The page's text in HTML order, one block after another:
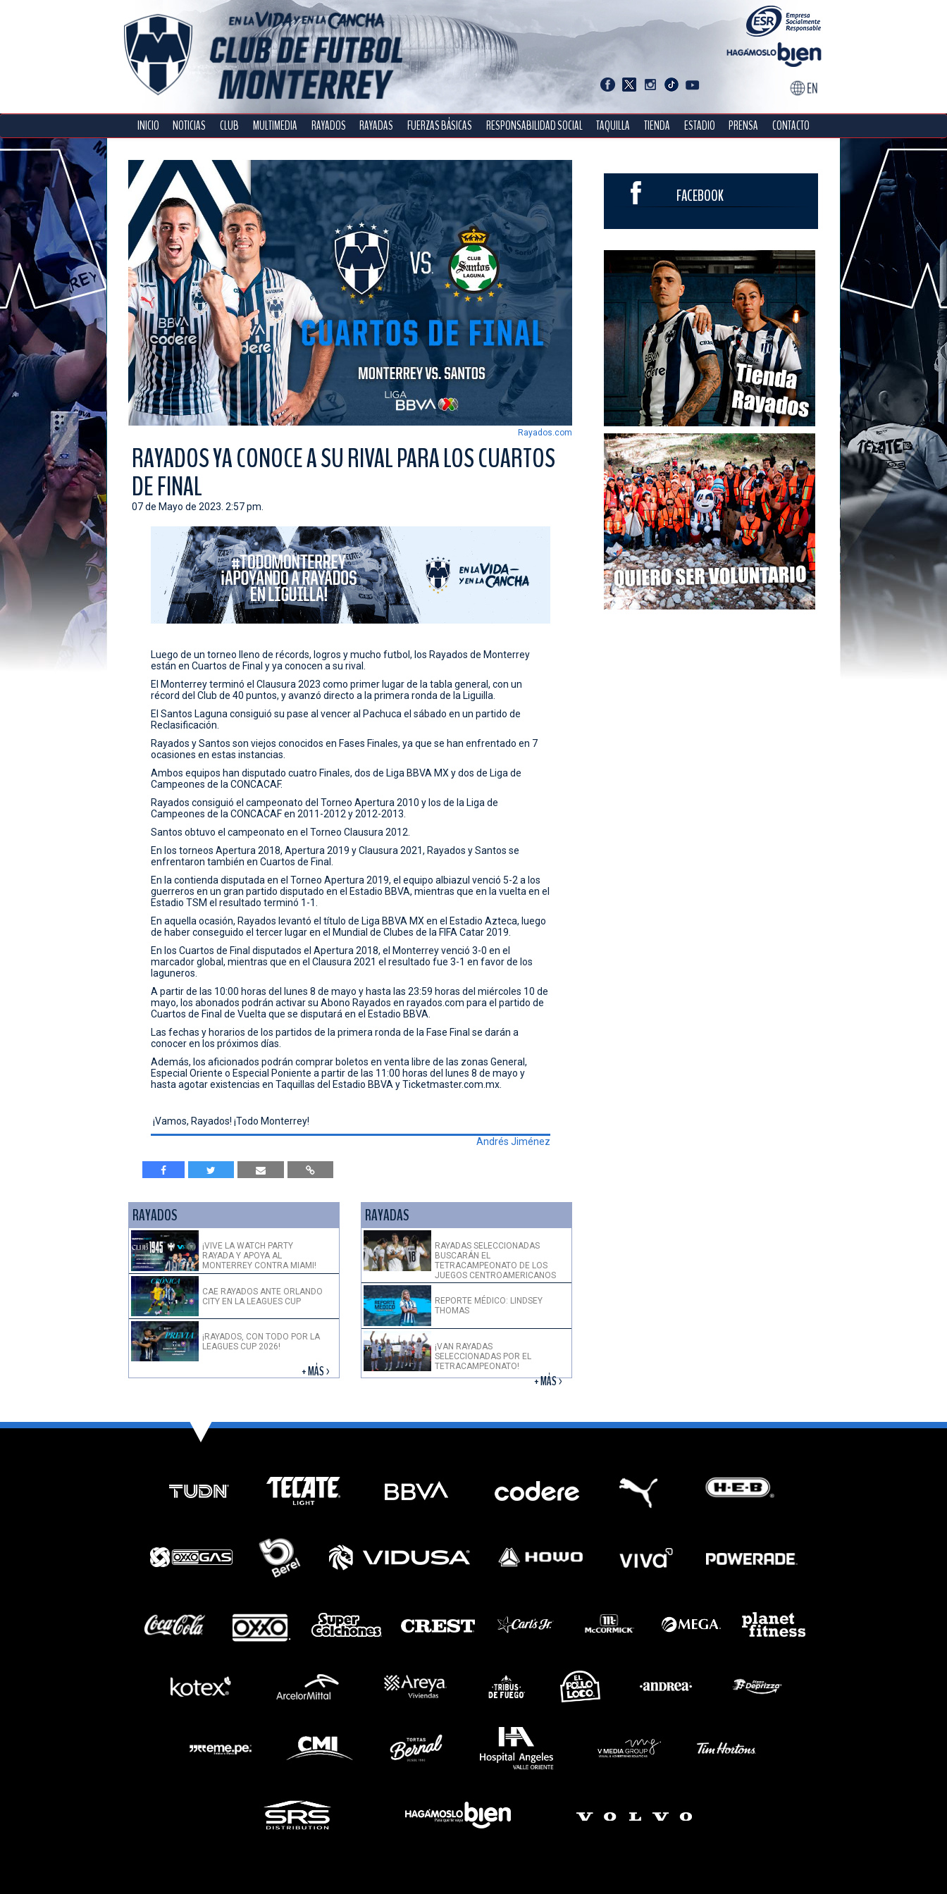
INICIO NOTICIAS CLUB MULTIMEDIA RAYADOS RAYADAS FUERZAS BÁSICAS RESPONSABILIDAD SOCIAL TAQUILLA TIENDA ESTADIO PRENSA CONTACTO
Rayados.com
RAYADOS YA CONOCE A SU RIVAL PARA LOS CUARTOS
DE FINAL
07 de Mayo de 2023. 2:57 pm.
Luego de un torneo lleno de récords, logros y mucho futbol, los Rayados de Monterrey
están en Cuartos de Final y ya conocen a su rival.
El Monterrey terminó el Clausura 2023 como primer lugar de la tabla general, con un
récord del Club de 40 puntos, y avanzó directo a la primera ronda de la Liguilla.
El Santos Laguna consiguió su pase al vencer al Pachuca el sábado en un partido de
Reclasificación.
Rayados y Santos son viejos conocidos en Fases Finales, ya que se han enfrentado en 7
ocasiones en estas instancias.
Ambos equipos han disputado cuatro Finales, dos de Liga BBVA MX y dos de Liga de
Campeones de la CONCACAF.
Rayados consiguió el campeonato del Torneo Apertura 2010 y los de la Liga de
Campeones de la CONCACAF en 2011-2012 y 2012-2013.
Santos obtuvo el campeonato en el Torneo Clausura 2012.
En los torneos Apertura 2018, Apertura 2019 y Clausura 2021, Rayados y Santos se
enfrentaron también en Cuartos de Final.
En la contienda disputada en el Torneo Apertura 2019, el equipo albiazul venció 5-2 a los
guerreros en un gran partido disputado en el Estadio BBVA, mientras que en la vuelta en el
Estadio TSM el resultado terminó 1-1.
En aquella ocasión, Rayados levantó el título de Liga BBVA MX en el Estadio Azteca, luego
de haber conseguido el tercer lugar en el Mundial de Clubes de la FIFA Catar 2019.
En los Cuartos de Final disputados el Apertura 2018, el Monterrey venció 3-0 en el
marcador global, mientras que en el Clausura 2021 el resultado fue 3-1 en favor de los
laguneros.
A partir de las 10:00 horas del lunes 8 de mayo y hasta las 23:59 horas del miércoles 10 de
mayo, los abonados podrán activar su Abono Rayados en rayados.com para el partido de
Cuartos de Final de Vuelta que se disputará en el Estadio BBVA.
Las fechas y horarios de los partidos de la primera ronda de la Fase Final se darán a
conocer en los próximos días.
Además, los aficionados podrán comprar boletos en venta libre de las zonas General,
Especial Oriente o Especial Poniente a partir de las 11:00 horas del lunes 8 de mayo y
hasta agotar existencias en Taquillas del Estadio BBVA y Ticketmaster.com.mx.
¡Vamos, Rayados! ¡Todo Monterrey!
Andrés Jiménez
RAYADOS
¡VIVE LA WATCH PARTY
RAYADA Y APOYA AL
MONTERREY CONTRA MIAMI!
CAE RAYADOS ANTE ORLANDO
CITY EN LA LEAGUES CUP
¡RAYADOS, CON TODO POR LA
LEAGUES CUP 2026!
+ MÁS >
RAYADAS
RAYADAS SELECCIONADAS
BUSCARÁN EL
TETRACAMPEONATO DE LOS
JUEGOS CENTROAMERICANOS
REPORTE MÉDICO: LINDSEY
THOMAS
¡VAN RAYADAS
SELECCIONADAS POR EL
TETRACAMPEONATO!
+ MÁS >
FACEBOOK